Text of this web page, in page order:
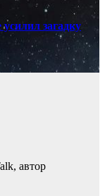
загадку
автор